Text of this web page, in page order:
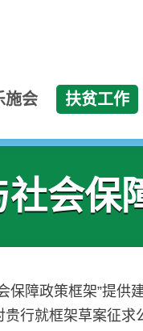
施会 扶贫工作
会保
保障政策框架”提
行就框架草案征